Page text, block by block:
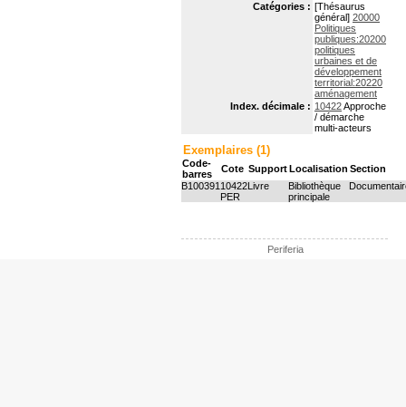
Catégories : [Thésaurus
général] 20000
Politiques
publiques:20200
politiques
urbaines et de
développement
territorial:20220
aménagement
Index. décimale : 10422Approche
/ démarche
multi-acteurs
Exemplaires (1)
Code-
barres
Cote SupportLocalisation Section
B100391 10422
PER
Livre
Bibliothèque
principale
Periferia